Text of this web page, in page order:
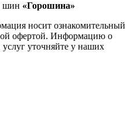
шин «Горошина»
носит ознакомительный
офертой. Информацию о
уточняйте у наших